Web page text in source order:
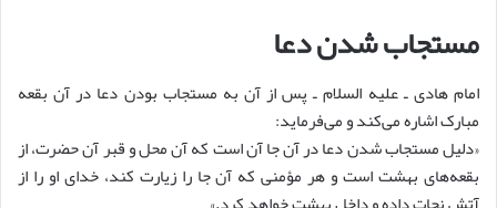
مستجاب شدن دعا
امام هادی ـ علیه السلام ـ پس از آن به مستجاب بودن دعا در آن بقعه
مبارک اشاره می‌کند و می‌فرماید:
«دلیل مستجاب شدن دعا در آن جا آن است که آن محل و قبر آن حضرت، از
بقعه‌های بهشت است و هر مؤمنی که آن جا را زیارت کند، خدای او را از